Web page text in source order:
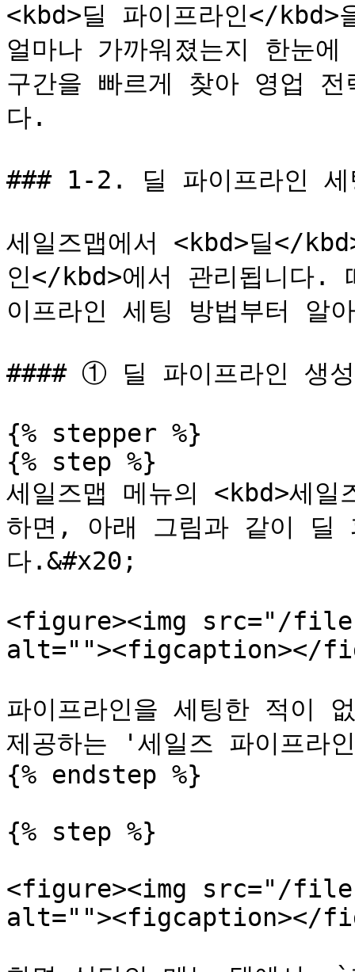
<kbd>딜 파이프라인</
얼마나 가까워졌는지 한눈
구간을 빠르게 찾아 영업
다.
### 1-2. 딜 파이프라인 세
세일즈맵에서 <kbd>딜</
인</kbd>에서 관리됩니다.
이프라인 세팅 방법부터 알
#### ① 딜 파이프라인 생성
{% stepper %}
{% step %}
세일즈맵 메뉴의 <kbd>세
하면, 아래 그림과 같이 딜
다.&#x20;
<figure><img src="/files/
alt=""><figcaption></
파이프라인을 세팅한 적이
제공하는 '세일즈 파이프라
{% endstep %}
{% step %}
<figure><img src="/
alt=""><figcaption></